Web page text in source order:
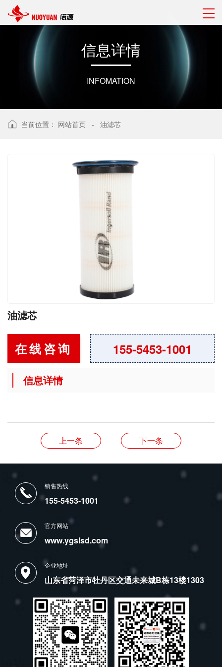
信息详情
INFOMATION
当前位置： 网站首页 - 油滤芯
油滤芯
在线咨询 155-5453-1001
信息详情
上一条 下一条
销售热线
155-5453-1001
官方网站
www.ygslsd.com
企业地址
山东省菏泽市牡丹区交通未来城B栋13楼1303